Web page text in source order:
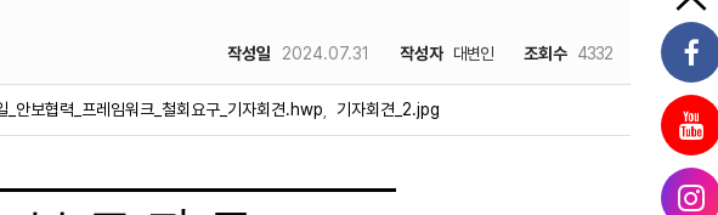
작성일 2024.07.31 작성자 대변인 조회수 4332
안보협력_프레임워크_철회요구_기자회견.hwp 기자회견_2.jpg